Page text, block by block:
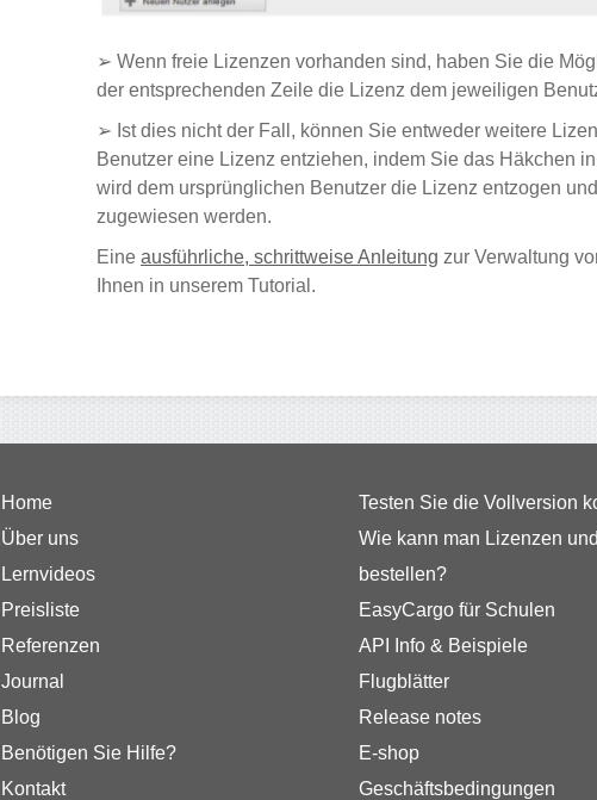
➢ Wenn freie Lizenzen vorhanden sind, haben Sie die
der entsprechenden Zeile die Lizenz dem jeweiligen
➢ Ist dies nicht der Fall, können Sie entweder weitere
Benutzer eine Lizenz entziehen, indem Sie das Häkchen
wird dem ursprünglichen Benutzer die Lizenz entzogen
zugewiesen werden.
Eine ausführliche, schrittweise Anleitung zur Verwaltung
Ihnen in unserem Tutorial.
Home
Über uns
Lernvideos
Preisliste
Referenzen
Journal
Blog
Benötigen Sie Hilfe?
Kontakt
Testen Sie die Vollversion
Wie kann man Lizenzen
bestellen?
EasyCargo für Schulen
API Info & Beispiele
Flugblätter
Release notes
E-shop
Geschäftsbedingungen